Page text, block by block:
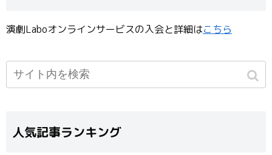
演劇Laboオンラインサービスの入会と詳細はこちら
人気記事ランキング